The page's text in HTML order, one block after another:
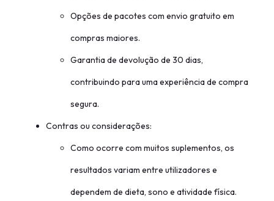
Opções de pacotes com envio gratuito em
compras maiores.
Garantia de devolução de 30 dias,
contribuindo para uma experiência de compra
segura.
Contras ou considerações:
Como ocorre com muitos suplementos, os
resultados variam entre utilizadores e
dependem de dieta, sono e atividade física.